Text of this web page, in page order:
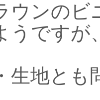
ウンのビ
うですが
生地とも